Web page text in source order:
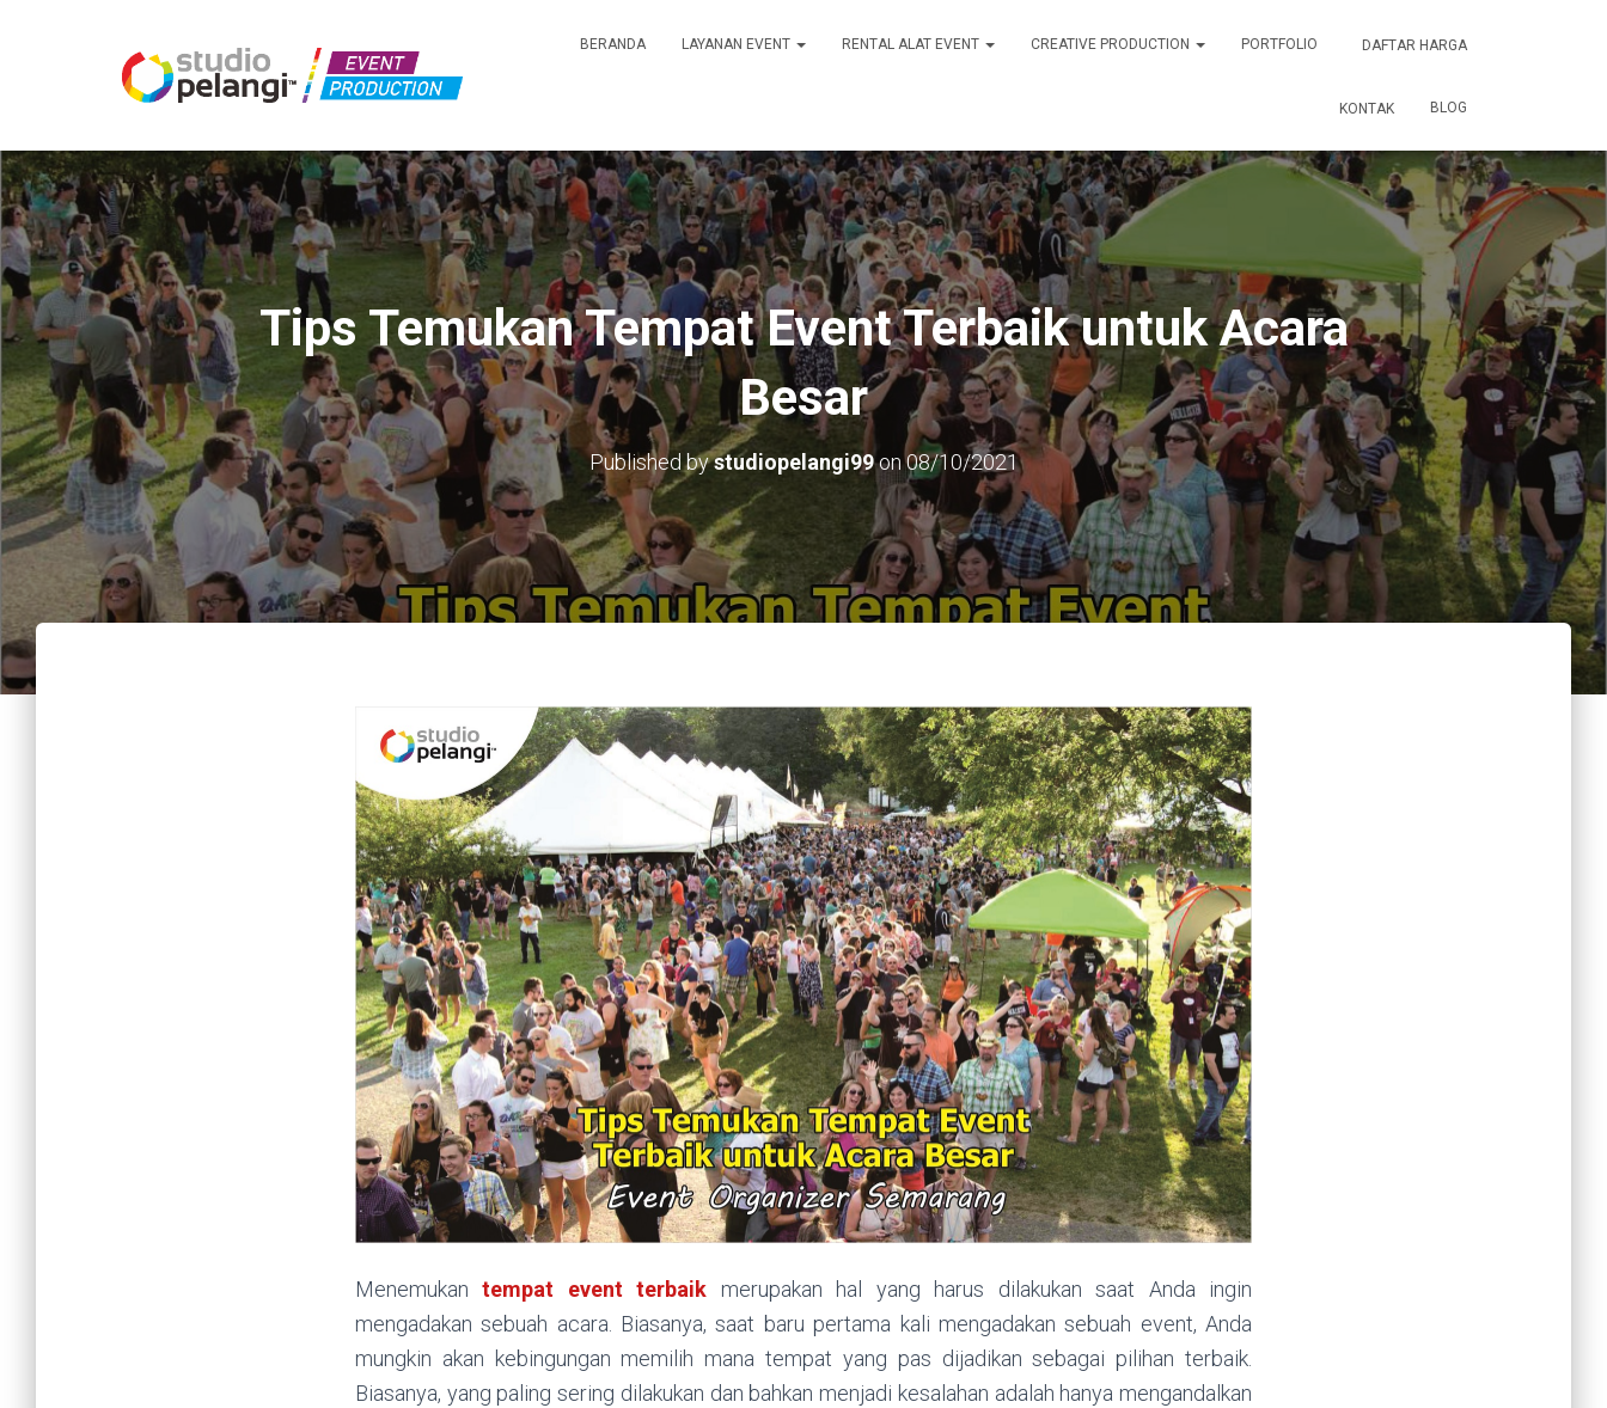
BERANDA LAYANAN EVENT RENTAL ALAT EVENT CREATIVE PRODUCTION PORTFOLIO DAFTAR HARGA
KONTAK BLOG
Tips Temukan Tempat Event Terbaik untuk Acara
Besar
Published bystudiopelangi99on08/10/2021
Menemukantempat event terbaik merupakan hal yang harus dilakukan saat Anda ingin
mengadakan sebuah acara. Biasanya, saat baru pertama kali mengadakan sebuah event, Anda
mungkin akan kebingungan memilih mana tempat yang pas dijadikan sebagai pilihan terbaik.
Biasanya, yang paling sering dilakukan dan bahkan menjadi kesalahan adalah hanya mengandalkan